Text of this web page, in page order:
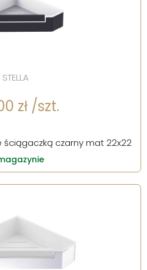
STELLA
zł /szt.
ściągaczką czarny mat 22x22